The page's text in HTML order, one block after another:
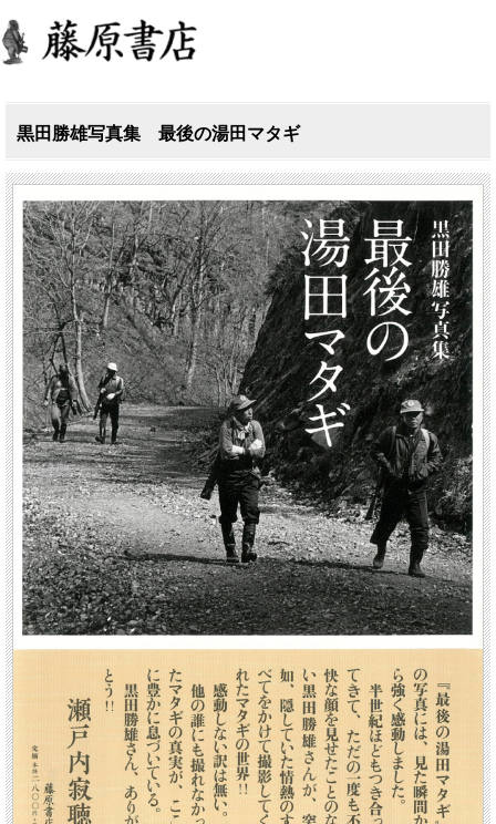
黒田勝雄写真集 最後の湯田マタギ